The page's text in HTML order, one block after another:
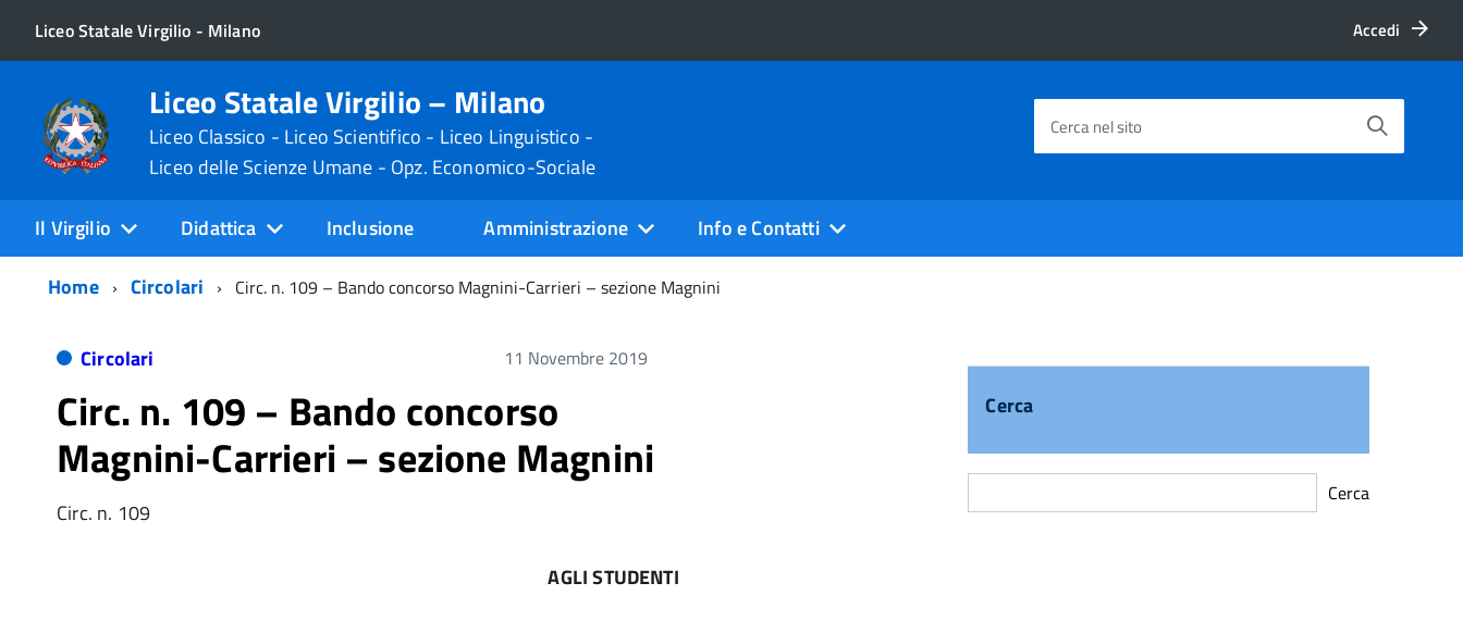
Liceo Statale Virgilio - Milano Accedi
Liceo Statale Virgilio – Milano
Liceo Classico - Liceo Scientifico - Liceo Linguistico -
Liceo delle Scienze Umane - Opz. Economico-Sociale
Cerca nel sito
Il Virgilio Didattica Inclusione Amministrazione
Info e Contatti
Home
Circolari Circ. n. 109 – Bando concorso Magnini-Carrieri – sezione Magnini
Circolari 11 Novembre 2019
Circ. n. 109 – Bando concorso
Magnini-Carrieri – sezione Magnini
Circ. n. 109
AGLI STUDENTI
Cerca
Cerca